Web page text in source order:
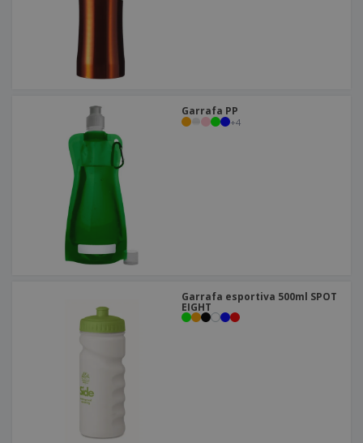
Garrafa PP
+4
Garrafa esportiva 500ml SPOT
EIGHT